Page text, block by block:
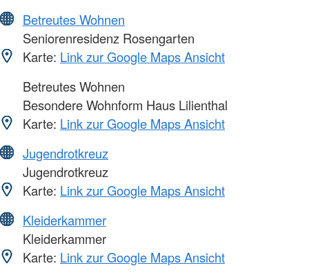
Betreutes Wohnen
Seniorenresidenz Rosengarten
Karte: Link zur Google Maps Ansicht
Betreutes Wohnen
Besondere Wohnform Haus Lilienthal
Karte: Link zur Google Maps Ansicht
Jugendrotkreuz
Jugendrotkreuz
Karte: Link zur Google Maps Ansicht
Kleiderkammer
Kleiderkammer
Karte: Link zur Google Maps Ansicht